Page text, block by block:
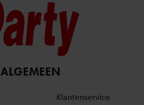
ALGEMEEN
Klantenservice